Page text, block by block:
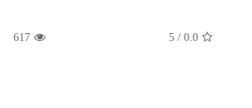
0.0
/
5
617